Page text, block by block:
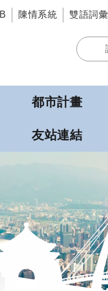
陳情系統 雙語詞彙
都市計畫
友站連結